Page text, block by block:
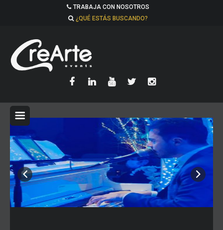
TRABAJA CON NOSOTROS
¿QUÉ ESTÁS BUSCANDO?